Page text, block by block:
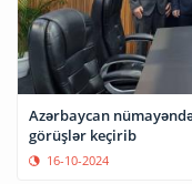
Azərbaycan
görüşlər keçirib
16-10-2024